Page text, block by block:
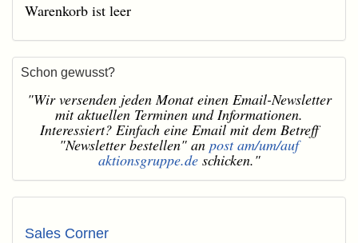
Warenkorb ist leer
Schon gewusst?
"Wir versenden jeden Monat einen Email-Newsletter
mit aktuellen Terminen und Informationen.
Interessiert? Einfach eine Email mit dem Betreff
"Newsletter bestellen" an post am/um/auf
aktionsgruppe.deschicken."
Sales Corner